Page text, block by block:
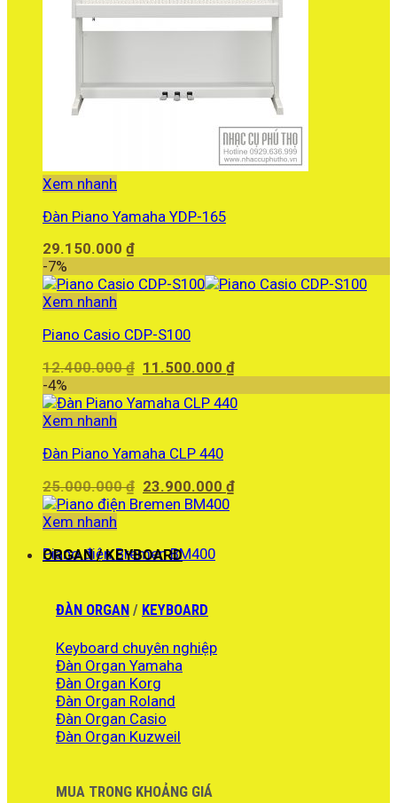
Xem nhanh
Đàn Piano Yamaha YDP-165
29.150.000 ₫
-7%
Xem nhanh
Piano Casio CDP-S100
12.400.000₫ Giá
là:
11.500.000₫Giá
tại
-4%
Xem nhanh
Đàn Piano Yamaha CLP 440
25.000.000₫ Giá
gốc
23.900.000₫Giá
Xem nhanh
Piano điện Bremen BM400
ORGAN / KEYBOARD
ĐÀN ORGAN / KEYBOARD
Keyboard chuyên nghiệp
Đàn Organ Yamaha
Đàn Organ Korg
Đàn Organ Roland
Đàn Organ Casio
Đàn Organ Kuzweil
MUA TRONG KHOẢNG GIÁ